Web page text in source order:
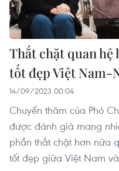
Thắt chặt quan
tốt đẹp Việt Nam-
14/09/2023 00:04
Chuyến thăm của Phó
được đánh giá mang
phần thắt chặt hơn nữa
tốt đẹp giữa Việt Nam